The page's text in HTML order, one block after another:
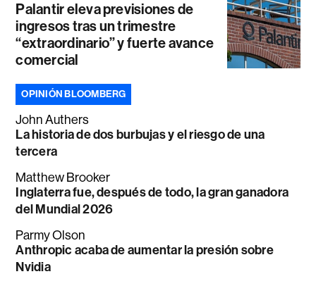
Palantir eleva previsiones de
ingresos tras un trimestre
“extraordinario” y fuerte avance
comercial
OPINIÓN BLOOMBERG
John Authers
La historia de dos burbujas y el riesgo de una
tercera
Matthew Brooker
Inglaterra fue, después de todo, la gran ganadora
del Mundial 2026
Parmy Olson
Anthropic acaba de aumentar la presión sobre
Nvidia